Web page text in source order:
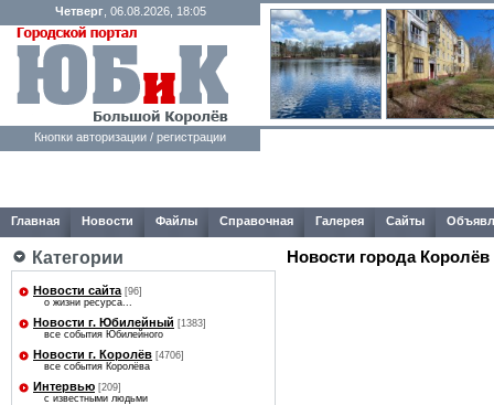
Четверг, 06.08.2026, 18:05
Кнопки авторизации / регистрации
Главная Новости Файлы Справочная Галерея Сайты
Категории
Новости сайта [96]
о жизни ресурса...
Новости г. Юбилейный [1383]
все события Юбилейного
Новости г. Королёв [4706]
все события Королёва
Интервью [209]
с известными людьми
Новости города Королёв